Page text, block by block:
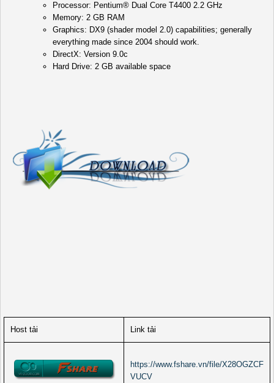
Processor: Pentium® Dual Core T4400 2.2 GHz
Memory: 2 GB RAM
Graphics: DX9 (shader model 2.0) capabilities; generally
everything made since 2004 should work.
DirectX: Version 9.0c
Hard Drive: 2 GB available space
Host tải Link tải
https://www.fshare.vn/file/X28OGZCF
VUCV